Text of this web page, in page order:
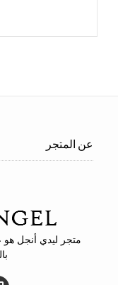
عن المتجر
متجر ليدي أنجل هو